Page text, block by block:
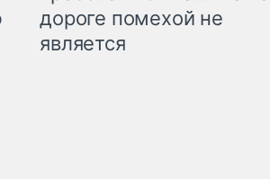
дороге помехой не
является